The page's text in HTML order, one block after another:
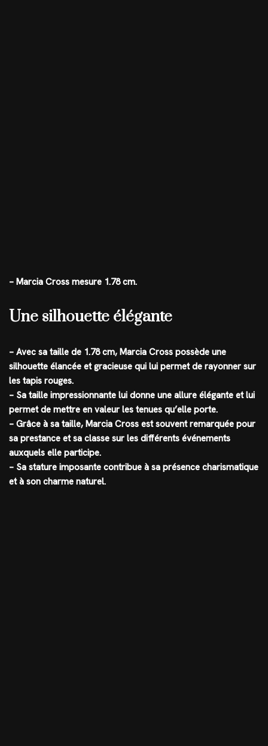
– Marcia Cross mesure 1.78 cm.
Une silhouette élégante
– Avec sa taille de 1.78 cm, Marcia Cross possède une
silhouette élancée et gracieuse qui lui permet de rayonner sur
les tapis rouges.
– Sa taille impressionnante lui donne une allure élégante et lui
permet de mettre en valeur les tenues qu’elle porte.
– Grâce à sa taille, Marcia Cross est souvent remarquée pour
sa prestance et sa classe sur les différents événements
auxquels elle participe.
– Sa stature imposante contribue à sa présence charismatique
et à son charme naturel.